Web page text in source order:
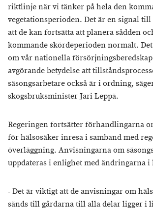
riktlinje när vi tänker på hela den
vegetationsperioden. Det är en signal
att de kan fortsätta att planera sådden
kommande skördeperioden normalt.
om vår nationella
avgörande betydelse att
säsongsarbetare också är i ordning,
skogsbruksminister Jari Leppä.
Regeringen fortsätter förhandlingarna
för hälsosäker inresa i samband med
överläggning. Anvisningarna om
uppdateras i enlighet med ändringarna
- Det är viktigt att de anvisningar om
sänds till gårdarna till alla delar ligger i